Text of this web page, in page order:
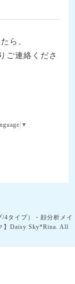
ら、
ご連絡くださ
▼
4タイプ）・顔分析メイ
】Daisy Sky*Rina . All